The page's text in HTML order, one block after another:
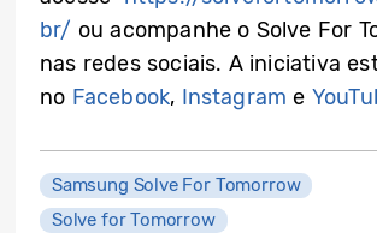
br/ ou acompanhe o Solve For
nas redes sociais. A iniciativa
no Facebook, Instagram e
Samsung Solve For Tomorrow
Solve for Tomorrow